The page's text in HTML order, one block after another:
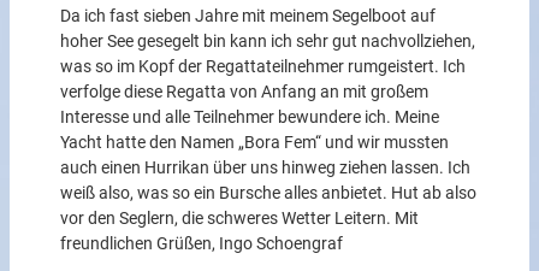
Da ich fast sieben Jahre mit meinem Segelboot auf
hoher See gesegelt bin kann ich sehr gut nachvollziehen,
was so im Kopf der Regattateilnehmer rumgeistert. Ich
verfolge diese Regatta von Anfang an mit großem
Interesse und alle Teilnehmer bewundere ich. Meine
Yacht hatte den Namen „Bora Fem“ und wir mussten
auch einen Hurrikan über uns hinweg ziehen lassen. Ich
weiß also, was so ein Bursche alles anbietet. Hut ab also
vor den Seglern, die schweres Wetter Leitern. Mit
freundlichen Grüßen, Ingo Schoengraf